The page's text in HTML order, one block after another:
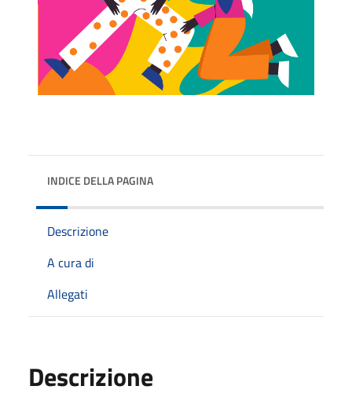
INDICE DELLA PAGINA
Descrizione
A cura di
Allegati
Descrizione